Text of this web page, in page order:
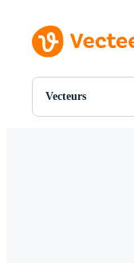
Vecteurs
Toutes Images